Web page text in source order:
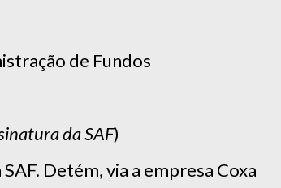
de Fundos
da SAF)
Detém, via a empresa Coxa